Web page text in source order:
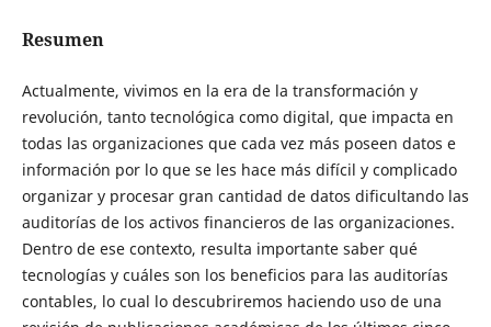
Resumen
Actualmente, vivimos en la era de la transformación y
revolución, tanto tecnológica como digital, que impacta en
todas las organizaciones que cada vez más poseen datos e
información por lo que se les hace más difícil y complicado
organizar y procesar gran cantidad de datos dificultando las
auditorías de los activos financieros de las organizaciones.
Dentro de ese contexto, resulta importante saber qué
tecnologías y cuáles son los beneficios para las auditorías
contables, lo cual lo descubriremos haciendo uso de una